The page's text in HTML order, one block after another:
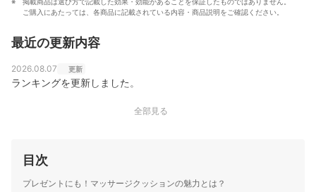
ご購入にあたっては、各商品に記載されている内容・商品説明をご確認ください。
最近の更新内容
2026.08.07 更新
ランキングを更新しました。
全部見る
目次
プレゼントにも！マッサージクッションの魅力とは？